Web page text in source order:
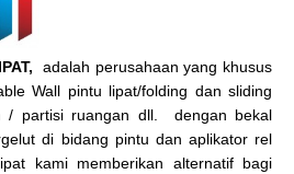
adalah perusahaan yang khusus
Wall pintu lipat/folding dan sliding
/ partisi ruangan dll. dengan bekal
di bidang pintu dan aplikator rel
kami memberikan alternatif bagi